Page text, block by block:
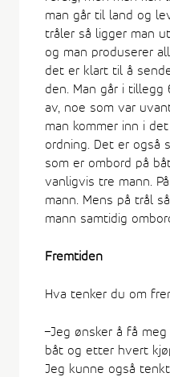
man går til land og
tråler så ligger man
og man produserer
det er klart til å
den. Man går i tillegg
av, noe som var
man kommer inn i
ordning. Det er også
som er ombord på
vanligvis tre mann.
mann. Mens på trål
mann samtidig
Fremtiden
Hva tenker du om
–Jeg ønsker å få
båt og etter hvert
Jeg kunne også